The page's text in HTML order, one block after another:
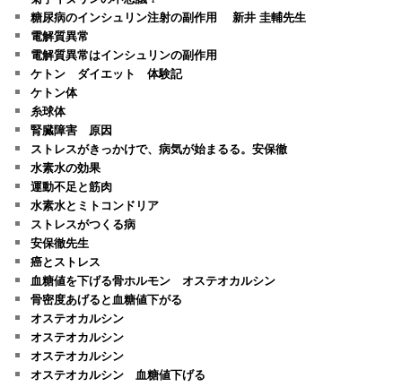
糖尿病のインシュリン注射の副作用 新井 圭輔先生
電解質異常
電解質異常はインシュリンの副作用
ケトン ダイエット 体験記
ケトン体
糸球体
腎臓障害 原因
ストレスがきっかけで、病気が始まるる。安保徹
水素水の効果
運動不足と筋肉
水素水とミトコンドリア
ストレスがつくる病
安保徹先生
癌とストレス
血糖値を下げる骨ホルモン オステオカルシン
骨密度あげると血糖値下がる
オステオカルシン
オステオカルシン
オステオカルシン
オステオカルシン 血糖値下げる